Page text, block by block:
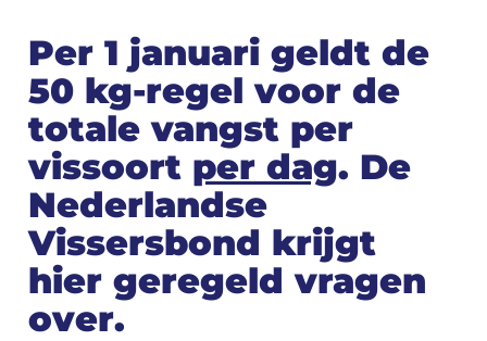
Per 1 januari geldt de
50 kg-regel voor de
totale vangst per
vissoort per dag. De
Nederlandse
Vissersbond krijgt
hier geregeld vragen
over.